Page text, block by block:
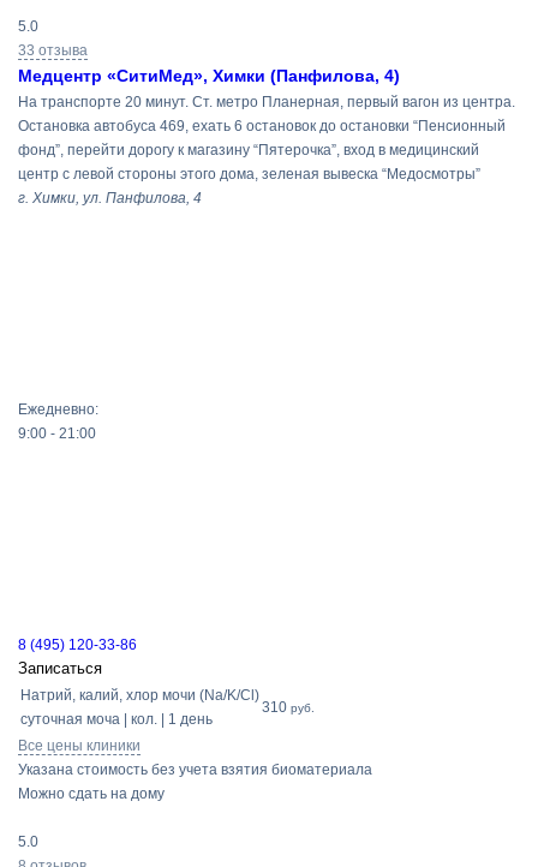
5.0
33 отзыва
Медцентр «СитиМед», Химки (Панфилова, 4)
На транспорте 20 минут. Ст. метро Планерная, первый вагон из центра.
Остановка автобуса 469, ехать 6 остановок до остановки “Пенсионный
фонд”, перейти дорогу к магазину “Пятерочка”, вход в медицинский
центр с левой стороны этого дома, зеленая вывеска “Медосмотры”
г. Химки, ул. Панфилова, 4
Ежедневно:
9:00 - 21:00
8 (495) 120-33-86
Записаться
Натрий, калий, хлор мочи (Na/K/Cl)
суточная моча | кол. | 1 день
310 руб.
Все цены клиники
Указана стоимость без учета взятия биоматериала
Можно сдать на дому
5.0